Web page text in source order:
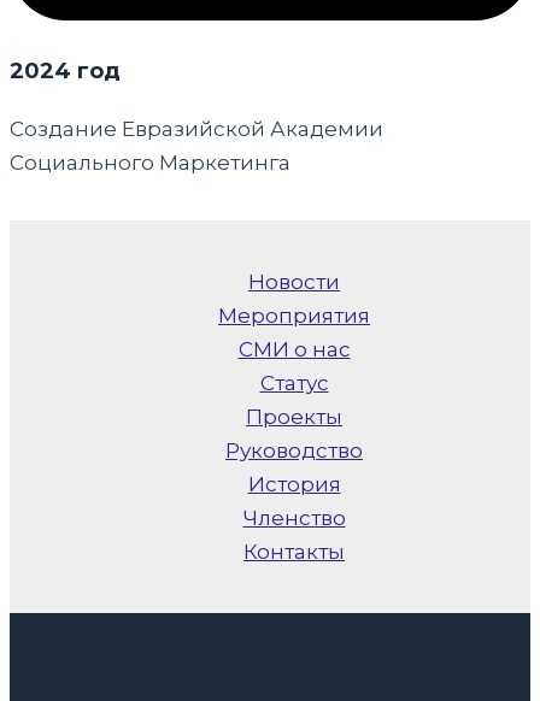
2024 год
Создание Евразийской Академии
Социального Маркетинга
Новости
Мероприятия
СМИ о нас
Статус
Проекты
Руководство
История
Членство
Контакты